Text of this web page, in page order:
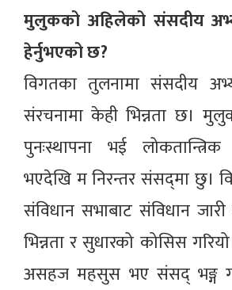
मुलुकको अहिलेको संसदीय
हेर्नुभएको छ?
विगतका तुलनामा संसदीय
संरचनामा केही भिन्नता छ।
पुनःस्थापना भई
भएदेखि म निरन्तर संसद्‌मा छु।
संविधान सभाबाट संविधान
भिन्नता र सुधारको कोसिस
असहज महसुस भए संसद् भङ्ग